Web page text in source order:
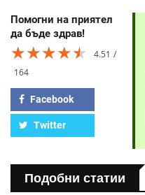
Помогни на приятел
да бъде здрав!
★★★★★
★★★★★
★★★★★
4.51
164
Facebook
Twitter
Подобни статии